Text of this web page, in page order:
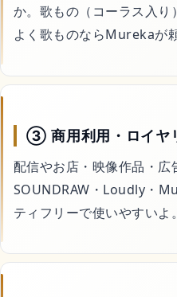
か。歌もの（コーラス入
よく歌ものならMurekaが
③ 商用利用・ロイヤ
配信やお店・映像作品・広
SOUNDRAW・Loudly・
ティフリーで使いやすいよ。